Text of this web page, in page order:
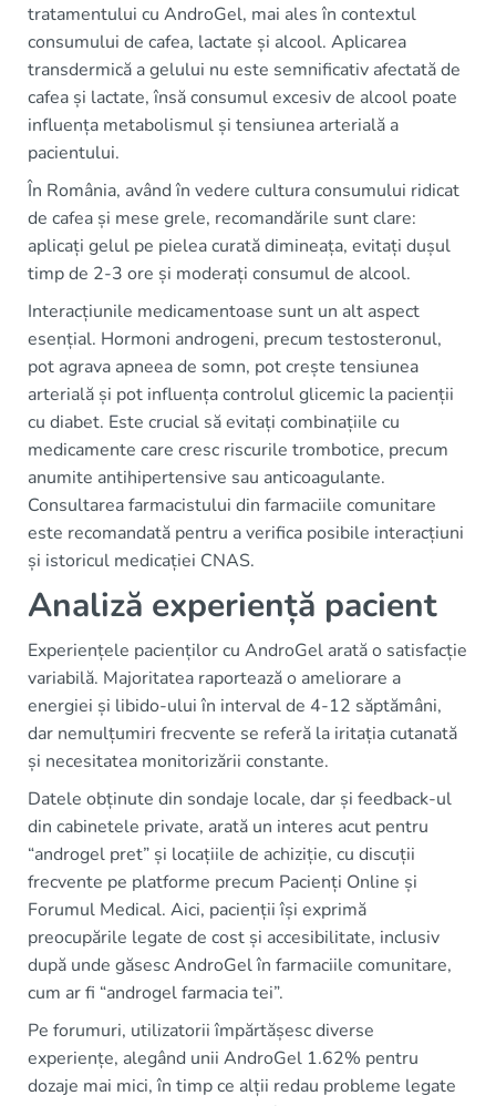
tratamentului cu AndroGel, mai ales în contextul
consumului de cafea, lactate și alcool. Aplicarea
transdermică a gelului nu este semnificativ afectată de
cafea și lactate, însă consumul excesiv de alcool poate
influența metabolismul și tensiunea arterială a
pacientului.
În România, având în vedere cultura consumului ridicat
de cafea și mese grele, recomandările sunt clare:
aplicați gelul pe pielea curată dimineața, evitați dușul
timp de 2-3 ore și moderați consumul de alcool.
Interacțiunile medicamentoase sunt un alt aspect
esențial. Hormoni androgeni, precum testosteronul,
pot agrava apneea de somn, pot crește tensiunea
arterială și pot influența controlul glicemic la pacienții
cu diabet. Este crucial să evitați combinațiile cu
medicamente care cresc riscurile trombotice, precum
anumite antihipertensive sau anticoagulante.
Consultarea farmacistului din farmaciile comunitare
este recomandată pentru a verifica posibile interacțiuni
și istoricul medicației CNAS.
Analiză experiență pacient
Experiențele pacienților cu AndroGel arată o satisfacție
variabilă. Majoritatea raportează o ameliorare a
energiei și libido-ului în interval de 4-12 săptămâni,
dar nemulțumiri frecvente se referă la iritația cutanată
și necesitatea monitorizării constante.
Datele obținute din sondaje locale, dar și feedback-ul
din cabinetele private, arată un interes acut pentru
“androgel pret” și locațiile de achiziție, cu discuții
frecvente pe platforme precum Pacienți Online și
Forumul Medical. Aici, pacienții își exprimă
preocupările legate de cost și accesibilitate, inclusiv
după unde găsesc AndroGel în farmaciile comunitare,
cum ar fi “androgel farmacia tei”.
Pe forumuri, utilizatorii împărtășesc diverse
experiențe, alegând unii AndroGel 1.62% pentru
dozaje mai mici, în timp ce alții redau probleme legate